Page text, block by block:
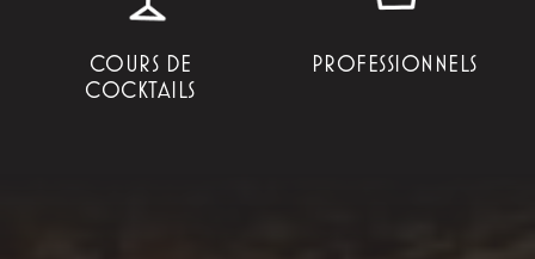
COURS DE
COCKTAILS
PROFESSIONNELS